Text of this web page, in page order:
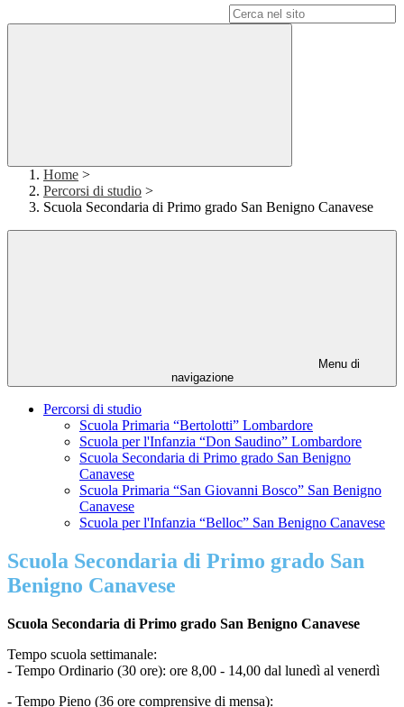
Home >
Percorsi di studio >
Scuola Secondaria di Primo grado San Benigno Canavese
Menu di
navigazione
Percorsi di studio
Scuola Primaria “Bertolotti” Lombardore
Scuola per l'Infanzia “Don Saudino” Lombardore
Scuola Secondaria di Primo grado San Benigno
Canavese
Scuola Primaria “San Giovanni Bosco” San Benigno
Canavese
Scuola per l'Infanzia “Belloc” San Benigno Canavese
Scuola Secondaria di Primo grado San
Benigno Canavese
Scuola Secondaria di Primo grado San Benigno Canavese
Tempo scuola settimanale:
- Tempo Ordinario (30 ore): ore 8,00 - 14,00 dal lunedì al venerdì
- Tempo Pieno (36 ore comprensive di mensa):